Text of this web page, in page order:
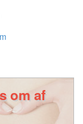
om af